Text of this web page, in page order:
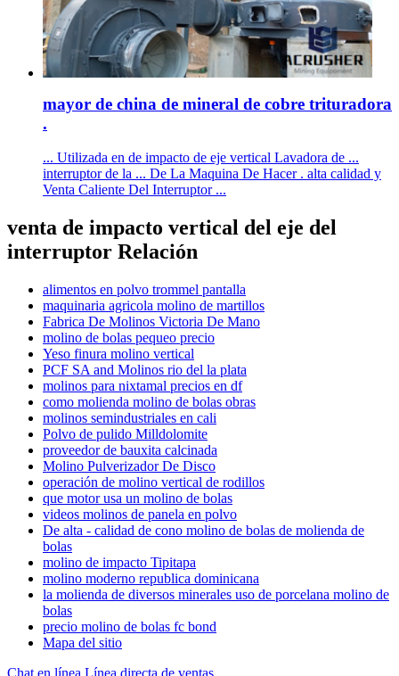
mayor de china de mineral de cobre trituradora
.
... Utilizada en de impacto de eje vertical Lavadora de ...
interruptor de la ... De La Maquina De Hacer . alta calidad y
Venta Caliente Del Interruptor ...
venta de impacto vertical del eje del
interruptor Relación
alimentos en polvo trommel pantalla
maquinaria agricola molino de martillos
Fabrica De Molinos Victoria De Mano
molino de bolas pequeo precio
Yeso finura molino vertical
PCF SA and Molinos rio del la plata
molinos para nixtamal precios en df
como molienda molino de bolas obras
molinos semindustriales en cali
Polvo de pulido Milldolomite
proveedor de bauxita calcinada
Molino Pulverizador De Disco
operación de molino vertical de rodillos
que motor usa un molino de bolas
videos molinos de panela en polvo
De alta - calidad de cono molino de bolas de molienda de
bolas
molino de impacto Tipitapa
molino moderno republica dominicana
la molienda de diversos minerales uso de porcelana molino de
bolas
precio molino de bolas fc bond
Mapa del sitio
Chat en línea Línea directa de ventas